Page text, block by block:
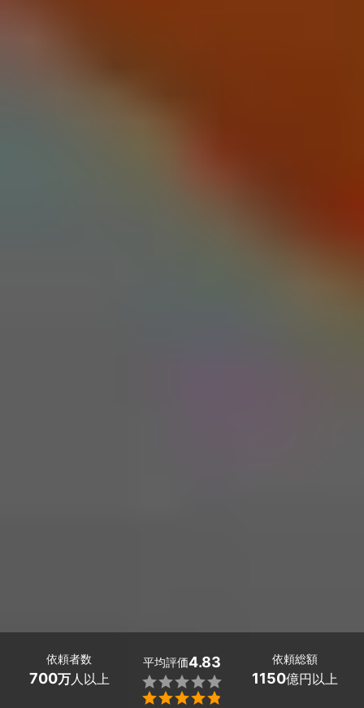
依頼者数
700万人以上
平均評価4.83


依頼総額
1150億円以上